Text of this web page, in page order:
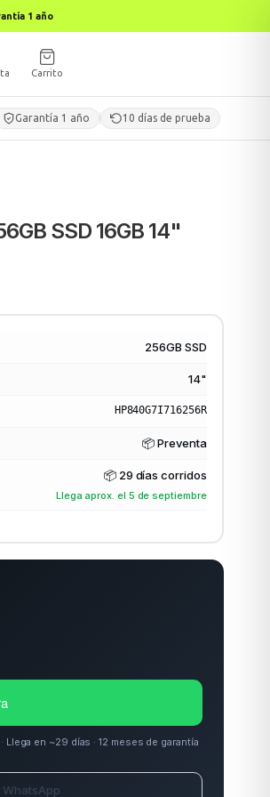
1 año
Carrito
Garantía 1 año 10 días de prueba
SSD 16GB 14"
256GB SSD
14"
HP840G7I716256R
📦 Preventa
📦 29 días corridos
Llega aprox. el 5 de septiembre
en ~29 días · 12 meses de garantía
WhatsApp